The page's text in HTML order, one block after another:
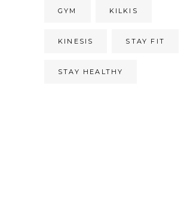
GYM KILKIS
KINESIS STAY FIT
STAY HEALTHY